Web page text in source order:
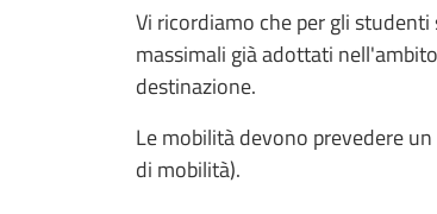
Vi ricordiamo che per gli
massimali già adottati
destinazione.
Le mobilità devono prevedere
di mobilità).